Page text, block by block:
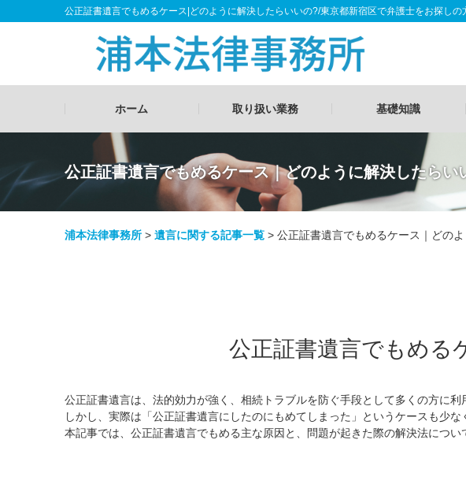
公正証書遺言でもめるケース|どのように解決したらいいの?/東京都新宿区で弁護士をお探しの
ホーム 取り扱い業務 基礎知識
公正証書遺言でもめるケース｜どのように解決したらい
浦本法律事務所 > 遺言に関する記事一覧 > 公正証書遺言でもめるケース｜どの
公正証書遺言でもめる
公正証書遺言は、法的効力が強く、相続トラブルを防ぐ手段として多くの方に利
しかし、実際は「公正証書遺言にしたのにもめてしまった」というケースも少な
本記事では、公正証書遺言でもめる主な原因と、問題が起きた際の解決法につい